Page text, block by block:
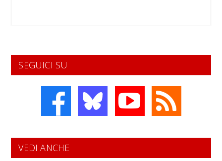
SEGUICI SU
VEDI ANCHE